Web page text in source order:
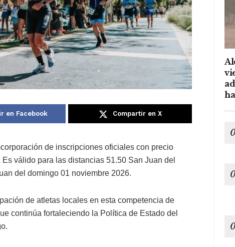
en Facebook Compartir en X
de inscripciones oficiales con precio
válido para las distancias 51.50 San Juan del
del domingo 01 noviembre 2026.
de atletas locales en esta competencia de
continúa fortaleciendo la Política de Estado del